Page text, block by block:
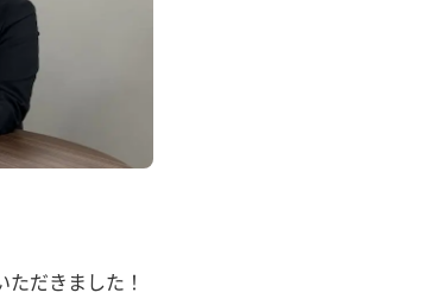
だきました！